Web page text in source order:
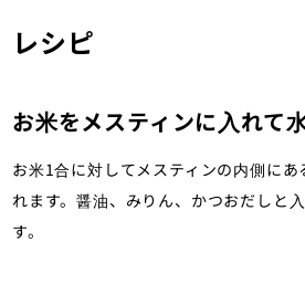
レシピ
お米をメスティンに入れて
お米1合に対してメスティンの内側にあ
れます。醤油、みりん、かつおだしと
す。